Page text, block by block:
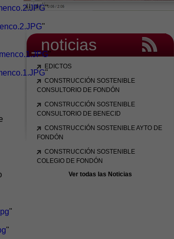
_noticias
EDICTOS
CONSTRUCCIÓN SOSTENIBLE
CONSULTORIO DE FONDÓN
CONSTRUCCIÓN SOSTENIBLE
CONSULTORIO DE BENECID
CONSTRUCCIÓN SOSTENIBLE AYTO DE
FONDÓN
CONSTRUCCIÓN SOSTENIBLE
COLEGIO DE FONDÓN
Ver todas las Noticias
"
"
"
"
"
"